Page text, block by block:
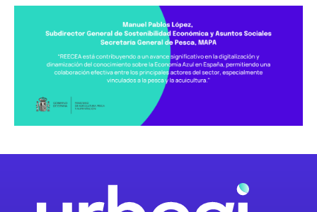
Footer